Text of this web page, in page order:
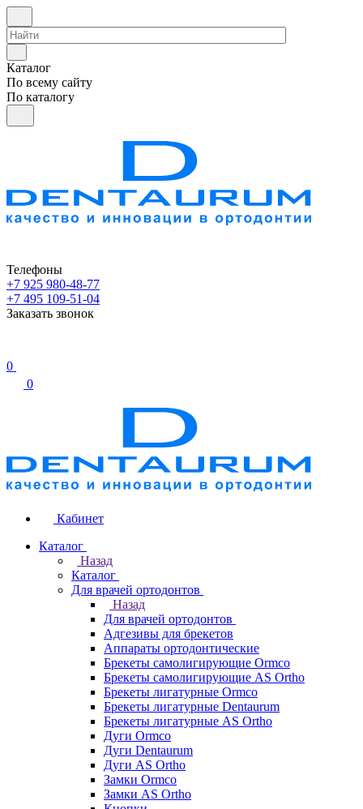
Каталог
По всему сайту
По каталогу
Телефоны
+7 925 980-48-77
+7 495 109-51-04
Заказать звонок
0
0
Кабинет
Каталог
Назад
Каталог
Для врачей ортодонтов
Назад
Для врачей ортодонтов
Адгезивы для брекетов
Аппараты ортодонтические
Брекеты самолигирующие Ormco
Брекеты самолигирующие AS Ortho
Брекеты лигатурные Ormco
Брекеты лигатурные Dentaurum
Брекеты лигатурные AS Ortho
Дуги Ormco
Дуги Dentaurum
Дуги AS Ortho
Замки Ormco
Замки AS Ortho